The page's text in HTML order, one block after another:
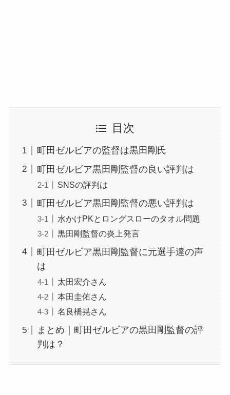
目次
町田ゼルビアの監督は黒田剛氏
町田ゼルビア黒田剛監督の良い評判は
SNSの評判は
町田ゼルビア黒田剛監督の悪い評判は
水かけPKとロングスローのタオル問題
黒田剛監督の炎上発言
町田ゼルビア黒田剛監督に元選手達の声
は
太田宏介さん
本田圭佑さん
名良橋晃さん
まとめ｜町田ゼルビアの黒田剛監督の評
判は？